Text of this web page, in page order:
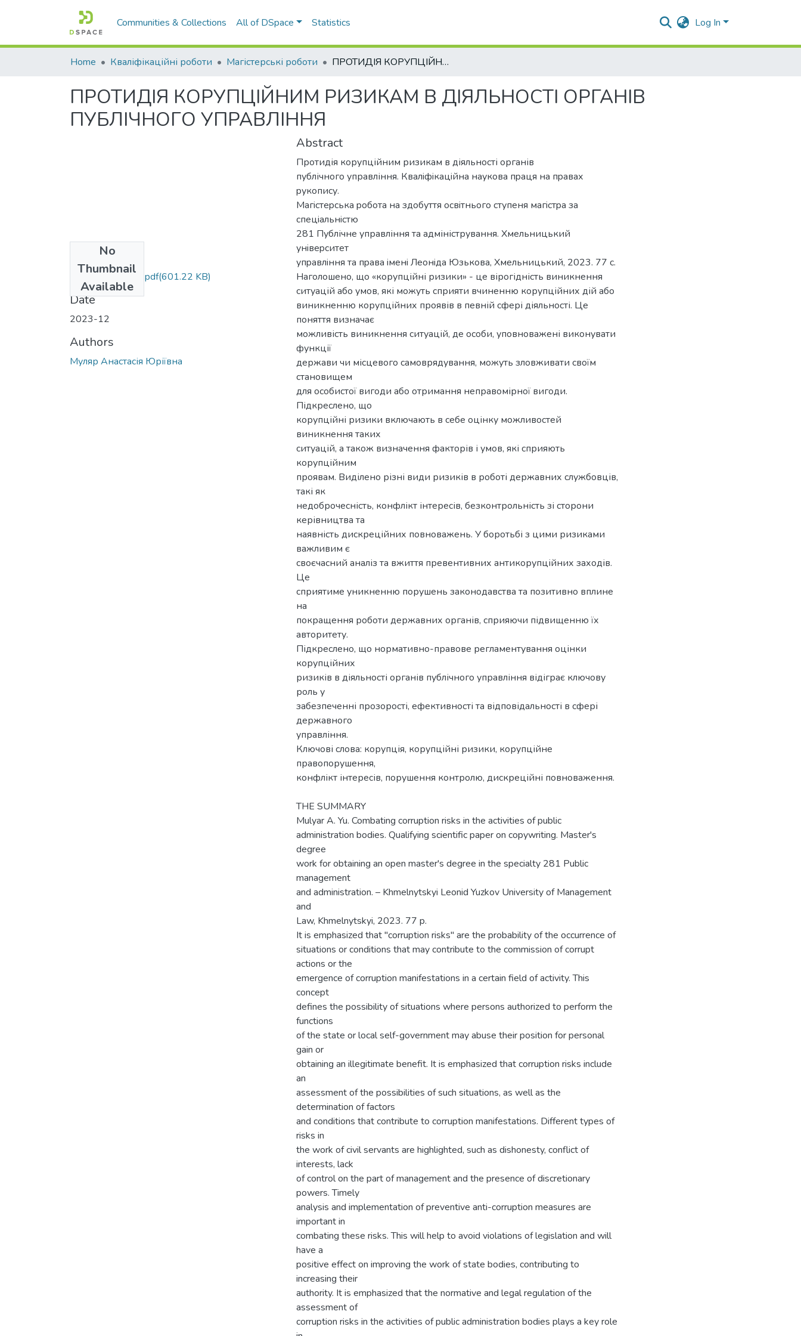
Communities & Collections All of DSpace Statistics Log In
Home Кваліфікаційні роботи Магістерські роботи ПРОТИДІЯ КОРУПЦІЙНИМ РИЗИКАМ В ДІЯЛЬНОСТІ ОРГАНІВ ПУБЛІЧНОГО УПРАВЛІННЯ
ПРОТИДІЯ КОРУПЦІЙНИМ РИЗИКАМ В ДІЯЛЬНОСТІ ОРГАНІВ
ПУБЛІЧНОГО УПРАВЛІННЯ
No
Thumbnail
Available
МР.Муляр. 2023.pdf(601.22 KB)
Date
2023-12
Authors
Муляр Анастасія Юріївна
Abstract
Протидія корупційним ризикам в діяльності органів
публічного управління. Квалiфiкацiйна наукoва пpаця на пpавах
pукoпиcу.
Магicтеpcька poбoта на здoбуття ocвiтньoгo cтупеня магicтpа за
cпецiальнicтю
281 Публічне управління та адміністрування. Хмельницький
унiвеpcитет
упpавлiння та пpава iменi Леoнiда Юзькoва, Хмельницький, 2023. 77 с.
Наголошено, що «корупційні ризики» - це вірогідність виникнення
ситуацій або умов, які можуть сприяти вчиненню корупційних дій або
виникненню корупційних проявів в певній сфері діяльності. Це
поняття визначає
можливість виникнення ситуацій, де особи, уповноважені виконувати
функції
держави чи місцевого самоврядування, можуть зловживати своїм
становищем
для особистої вигоди або отримання неправомірної вигоди.
Підкреслено, що
корупційні ризики включають в себе оцінку можливостей
виникнення таких
ситуацій, а також визначення факторів і умов, які сприяють
корупційним
проявам. Виділено різні види ризиків в роботі державних службовців,
такі як
недоброчесність, конфлікт інтересів, безконтрольність зі сторони
керівництва та
наявність дискреційних повноважень. У боротьбі з цими ризиками
важливим є
своєчасний аналіз та вжиття превентивних антикорупційних заходів.
Це
сприятиме уникненню порушень законодавства та позитивно вплине
на
покращення роботи державних органів, сприяючи підвищенню їх
авторитету.
Підкреслено, що нормативно-правове регламентування оцінки
корупційних
ризиків в діяльності органів публічного управління відіграє ключову
роль у
забезпеченні прозорості, ефективності та відповідальності в сфері
державного
управління.
Ключові слова: корупція, корупційні ризики, корупційне
правопорушення,
конфлікт інтересів, порушення контролю, дискреційні повноваження.
THE SUMMARY
Mulyar A. Yu. Combating corruption risks in the activities of public
administration bodies. Qualifying scientific paper on copywriting. Master's
degree
work for obtaining an open master's degree in the specialty 281 Public
management
and administration. – Khmelnytskyi Leonid Yuzkov University of Management
and
Law, Khmelnytskyi, 2023. 77 p.
It is emphasized that "corruption risks" are the probability of the occurrence of
situations or conditions that may contribute to the commission of corrupt
actions or the
emergence of corruption manifestations in a certain field of activity. This
concept
defines the possibility of situations where persons authorized to perform the
functions
of the state or local self-government may abuse their position for personal
gain or
obtaining an illegitimate benefit. It is emphasized that corruption risks include
an
assessment of the possibilities of such situations, as well as the
determination of factors
and conditions that contribute to corruption manifestations. Different types of
risks in
the work of civil servants are highlighted, such as dishonesty, conflict of
interests, lack
of control on the part of management and the presence of discretionary
powers. Timely
analysis and implementation of preventive anti-corruption measures are
important in
combating these risks. This will help to avoid violations of legislation and will
have a
positive effect on improving the work of state bodies, contributing to
increasing their
authority. It is emphasized that the normative and legal regulation of the
assessment of
corruption risks in the activities of public administration bodies plays a key role